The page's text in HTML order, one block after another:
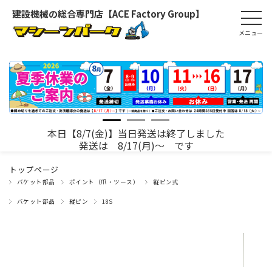
建設機械の総合専門店【ACE Factory Group】
本日【8/7(金)】当日発送は終了しました
発送は 8/17(月)～ です
トップページ
バケット部品 ポイント（爪・ツース） 縦ピン式
バケット部品 縦ピン 18S